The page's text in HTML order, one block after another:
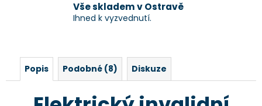
Vše skladem v Ostravě
Ihned k vyzvednutí.
Popis Podobné (8) Diskuze